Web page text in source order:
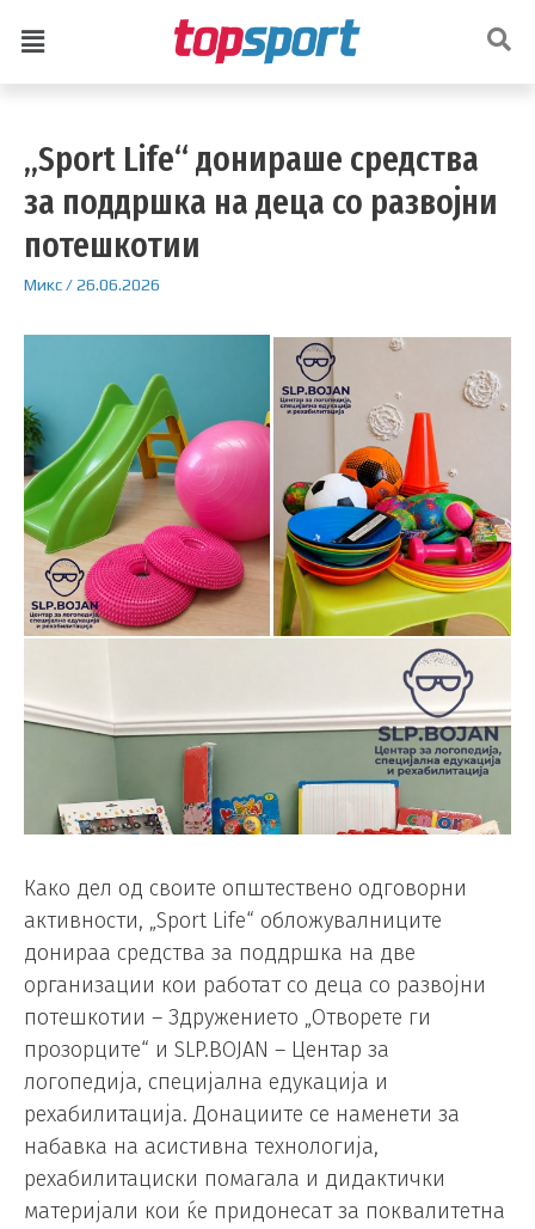
„Sport Life“ донираше средства
за поддршка на деца со развојни
потешкотии
Микс/26.06.2026
Како дел од своите општествено одговорни
активности, „Sport Life“ обложувалниците
донираа средства за поддршка на две
организации кои работат со деца со развојни
потешкотии – Здружението „Отворете ги
прозорците“ и SLP.BOJAN – Центар за
логопедија, специјална едукација и
рехабилитација. Донациите се наменети за
набавка на асистивна технологија,
рехабилитациски помагала и дидактички
материјали кои ќе придонесат за поквалитетна